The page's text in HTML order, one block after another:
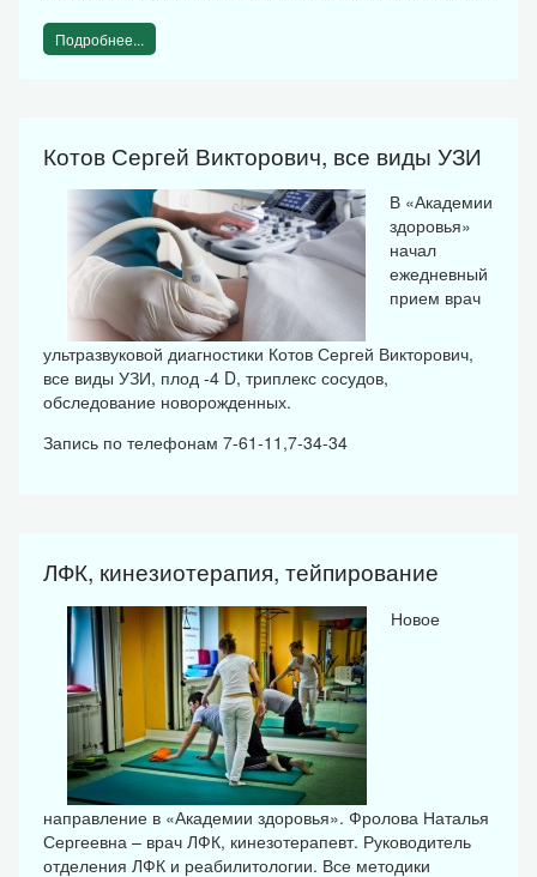
Подробнее...
Котов Сергей Викторович, все виды УЗИ
В «Академии
здоровья»
начал
ежедневный
прием врач
ультразвуковой диагностики Котов Сергей Викторович,
все виды УЗИ, плод -4 D, триплекс сосудов,
обследование новорожденных.
Запись по телефонам 7-61-11,7-34-34
ЛФК, кинезиотерапия, тейпирование
Новое
направление в «Академии здоровья». Фролова Наталья
Сергеевна – врач ЛФК, кинезотерапевт. Руководитель
отделения ЛФК и реабилитологии. Все методики